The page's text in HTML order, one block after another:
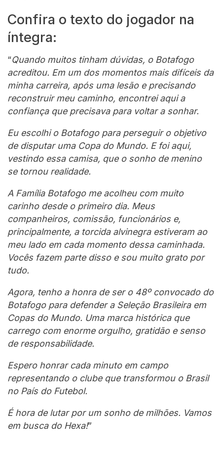
Confira o texto do jogador na
íntegra:
“Quando muitos tinham dúvidas, o Botafogo
acreditou. Em um dos momentos mais difíceis da
minha carreira, após uma lesão e precisando
reconstruir meu caminho, encontrei aqui a
confiança que precisava para voltar a sonhar.
Eu escolhi o Botafogo para perseguir o objetivo
de disputar uma Copa do Mundo. E foi aqui,
vestindo essa camisa, que o sonho de menino
se tornou realidade.
A Família Botafogo me acolheu com muito
carinho desde o primeiro dia. Meus
companheiros, comissão, funcionários e,
principalmente, a torcida alvinegra estiveram ao
meu lado em cada momento dessa caminhada.
Vocês fazem parte disso e sou muito grato por
tudo.
Agora, tenho a honra de ser o 48º convocado do
Botafogo para defender a Seleção Brasileira em
Copas do Mundo. Uma marca histórica que
carrego com enorme orgulho, gratidão e senso
de responsabilidade.
Espero honrar cada minuto em campo
representando o clube que transformou o Brasil
no País do Futebol.
É hora de lutar por um sonho de milhões. Vamos
em busca do Hexa!”